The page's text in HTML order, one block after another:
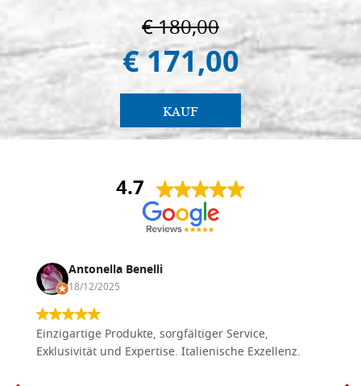
€ 180,00
€ 171,00
KAUF
4.7
Antonella Benelli
18/12/2025
Einzigartige Produkte, sorgfältiger Service,
Exklusivität und Expertise. Italienische Exzellenz.